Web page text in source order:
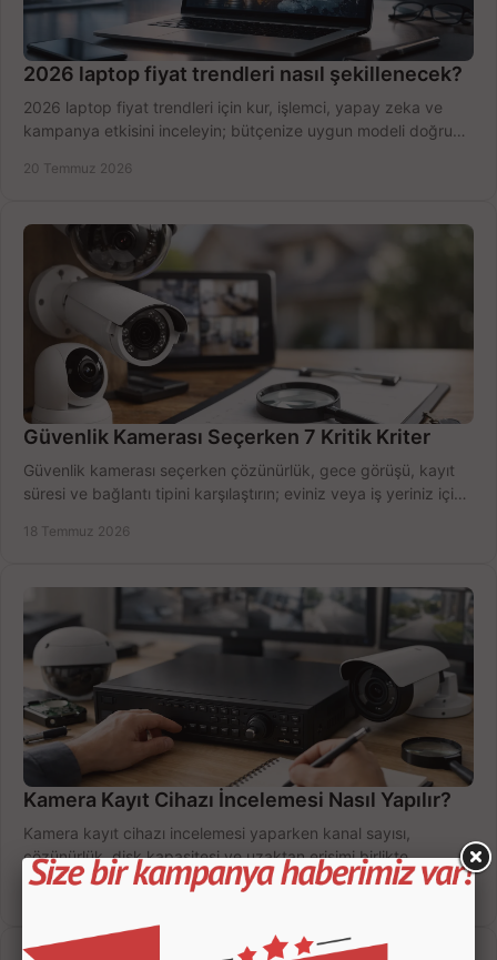
2026 laptop fiyat trendleri nasıl şekillenecek?
2026 laptop fiyat trendleri için kur, işlemci, yapay zeka ve
kampanya etkisini inceleyin; bütçenize uygun modeli doğru
20 Temmuz 2026
Güvenlik Kamerası Seçerken 7 Kritik Kriter
Güvenlik kamerası seçerken çözünürlük, gece görüşü, kayıt
süresi ve bağlantı tipini karşılaştırın; eviniz veya iş yeriniz için
18 Temmuz 2026
Kamera Kayıt Cihazı İncelemesi Nasıl Yapılır?
Kamera kayıt cihazı incelemesi yaparken kanal sayısı,
çözünürlük, disk kapasitesi ve uzaktan erişimi birlikte
değerlendirin; bütçenizi doğru yönetin.